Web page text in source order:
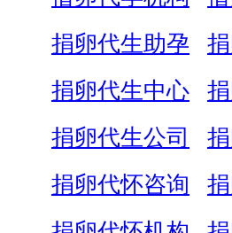
捐卵代生助孕
捐卵代生中心
捐卵代生公司
捐卵代怀咨询